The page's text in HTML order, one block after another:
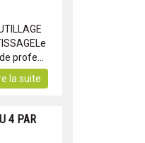
profe...
la suite
4 PAR